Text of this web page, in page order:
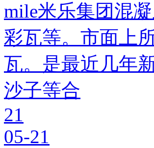
mile米乐集团混
彩瓦等。市面上
瓦。是最近几年
沙子等合
21
05-21